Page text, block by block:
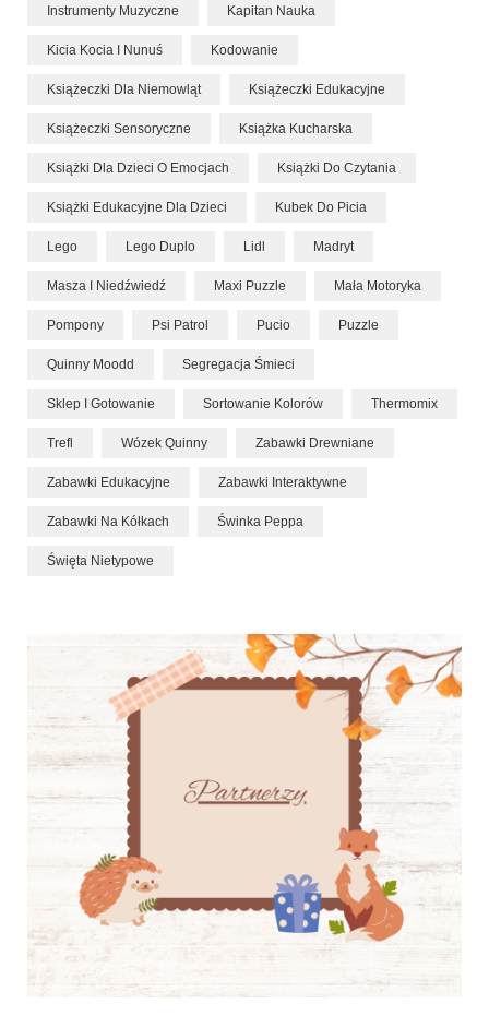
Instrumenty Muzyczne Kapitan Nauka
Kicia Kocia I Nunuś Kodowanie
Książeczki Dla Niemowląt Książeczki Edukacyjne
Książeczki Sensoryczne Książka Kucharska
Książki Dla Dzieci O Emocjach Książki Do Czytania
Książki Edukacyjne Dla Dzieci Kubek Do Picia
Lego Lego Duplo Lidl Madryt
Masza I Niedźwiedź Maxi Puzzle Mała Motoryka
Pompony Psi Patrol Pucio Puzzle
Quinny Moodd Segregacja Śmieci
Sklep I Gotowanie Sortowanie Kolorów Thermomix
Trefl Wózek Quinny Zabawki Drewniane
Zabawki Edukacyjne Zabawki Interaktywne
Zabawki Na Kółkach Świnka Peppa
Święta Nietypowe